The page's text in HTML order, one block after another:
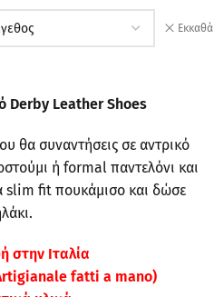
Derby Leather Shoes
θα συναντήσεις σε αντρικό
ή formal παντελόνι και
slim fit πουκάμισο και δώσε
στην Ιταλία
fatti a mano)